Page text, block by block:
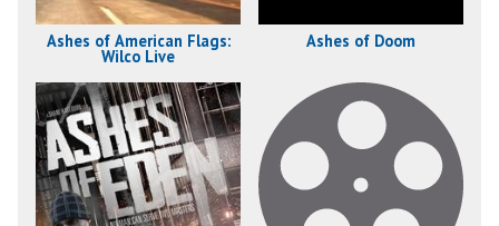
Ashes of American Flags:
Wilco Live
Ashes of Doom